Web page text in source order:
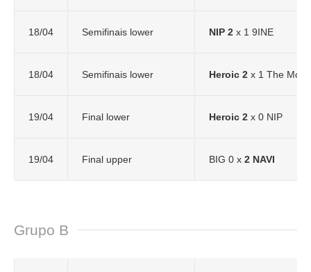
18/04 Semifinais lower NIP 2 x 1 9INE
18/04 Semifinais lower Heroic 2 x 1 The
19/04 Final lower Heroic 2 x 0 NIP
19/04 Final upper BIG 0 x 2 NAVI
Grupo B